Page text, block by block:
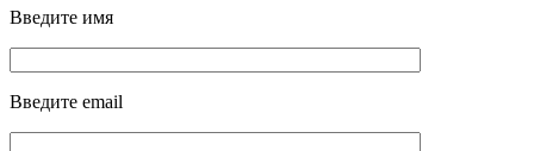
Введите имя
Введите email